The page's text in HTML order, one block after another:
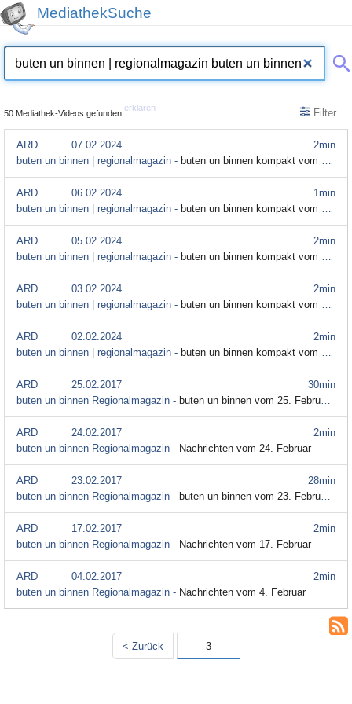
MediathekSuche
50 Mediathek-Videos gefunden.
erklären Filter
2min
ARD
07.02.2024
buten un binnen | regionalmagazin - buten un binnen kompakt vom 7. Februar
1min
ARD
06.02.2024
buten un binnen | regionalmagazin - buten un binnen kompakt vom 6. Februar
2min
ARD
05.02.2024
buten un binnen | regionalmagazin - buten un binnen kompakt vom 5. Februar
2min
ARD
03.02.2024
buten un binnen | regionalmagazin - buten un binnen kompakt vom 3. Februar
2min
ARD
02.02.2024
buten un binnen | regionalmagazin - buten un binnen kompakt vom 2. Februar
30min
ARD
25.02.2017
buten un binnen Regionalmagazin - buten un binnen vom 25. Februar 2017
2min
ARD
24.02.2017
buten un binnen Regionalmagazin - Nachrichten vom 24. Februar
28min
ARD
23.02.2017
buten un binnen Regionalmagazin - buten un binnen vom 23. Februar 2017
2min
ARD
17.02.2017
buten un binnen Regionalmagazin - Nachrichten vom 17. Februar
2min
ARD
04.02.2017
buten un binnen Regionalmagazin - Nachrichten vom 4. Februar
< Zurück 3